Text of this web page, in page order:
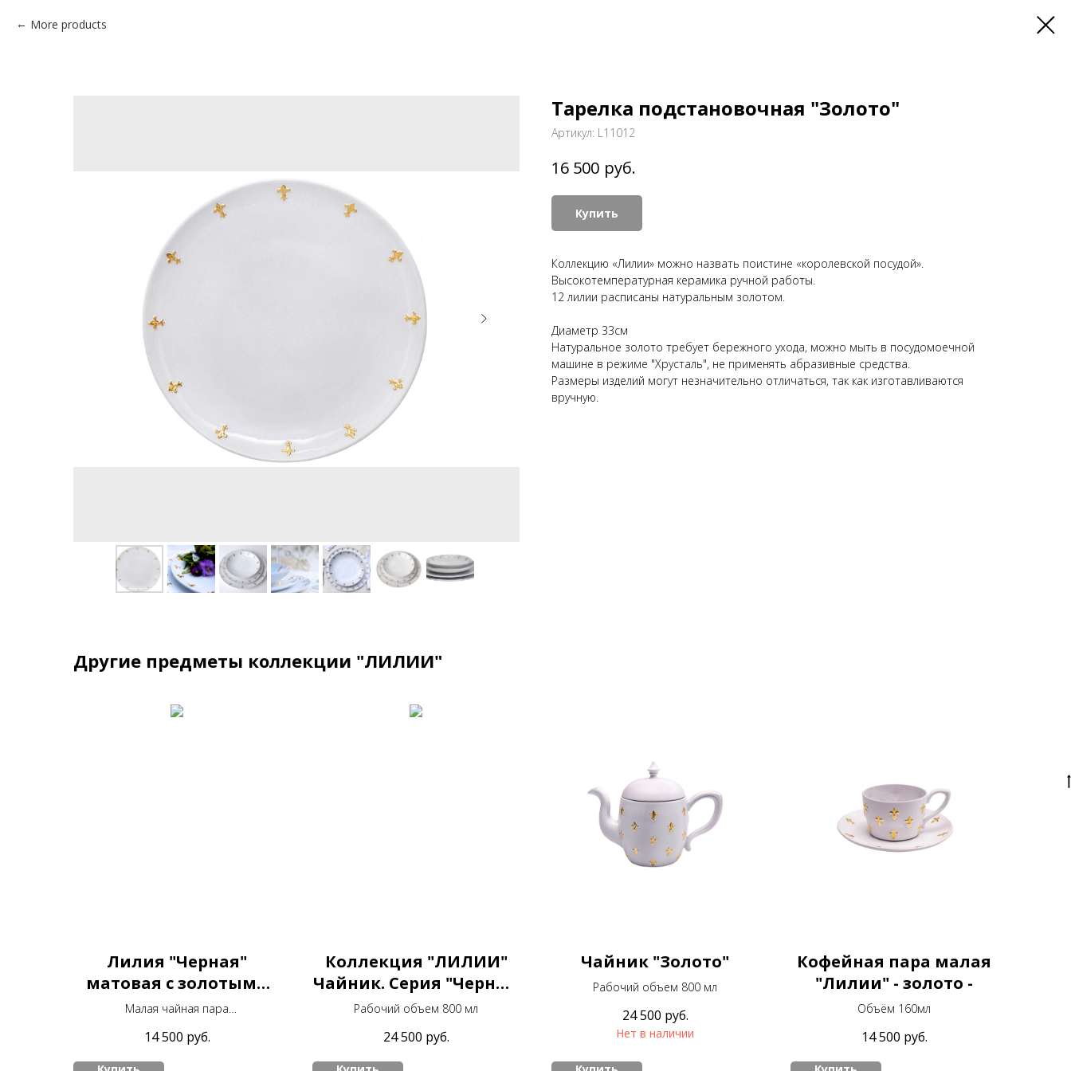
More products
Тарелка подстановочная "Золото"
Артикул: L11012
16 500 руб.
Купить
Коллекцию «Лилии» можно назвать поистине «королевской посудой».
Высокотемпературная керамика ручной работы.
12 лилии расписаны натуральным золотом.
Диаметр 33см
Натуральное золото требует бережного ухода, можно мыть в посудомоечной
машине в режиме "Хрусталь", не применять абразивные средства.
Размеры изделий могут незначительно отличаться, так как изготавливаются
вручную.
Другие предметы коллекции "ЛИЛИИ"
Лилия "Черная"
матовая с золотыми
лилиями
Малая чайная пара
14 500 руб.
Коллекция "ЛИЛИИ"
Чайник. Серия "Черные
лилии"
Рабочий объем 800 мл
24 500 руб.
Чайник "Золото"
Рабочий объем 800 мл
24 500 руб.
Нет в наличии
Кофейная пара малая
"Лилии" - золото -
Объём 160мл
14 500 руб.